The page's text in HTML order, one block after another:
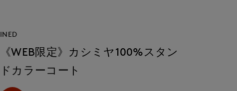
INED
《WEB限定》カシミヤ100%スタン
ドカラーコート